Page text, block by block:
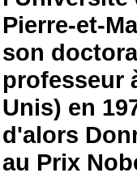
Pierre-et-
son
professeur
Unis) en
d'alors
au Prix